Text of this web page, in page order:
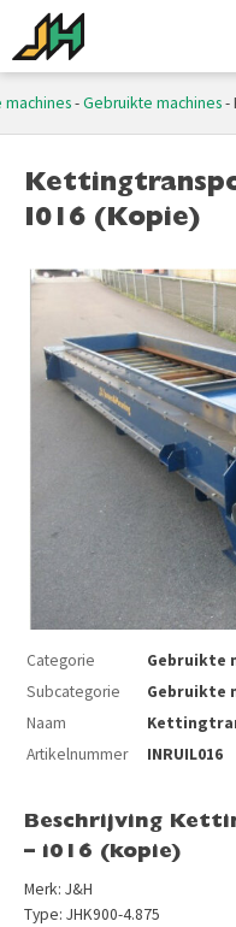
-Gebruikte machines-
I016 (kopie)
Categorie
Gebruikte
Subcategorie
Gebruikte
Naam
Artikelnummer
INRUIL016
Beschrijving
– i016 (kopie)
Merk: J&H
Type: JHK900-4.875